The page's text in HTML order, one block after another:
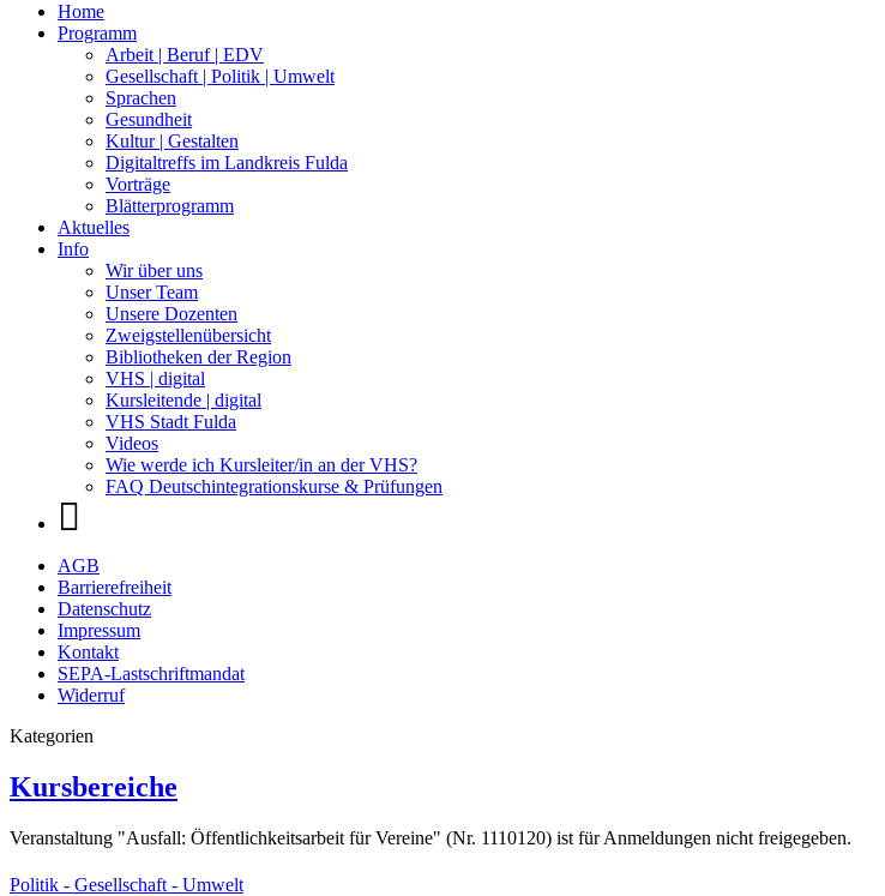
Home
Programm
Arbeit | Beruf | EDV
Gesellschaft | Politik | Umwelt
Sprachen
Gesundheit
Kultur | Gestalten
Digitaltreffs im Landkreis Fulda
Vorträge
Blätterprogramm
Aktuelles
Info
Wir über uns
Unser Team
Unsere Dozenten
Zweigstellenübersicht
Bibliotheken der Region
VHS | digital
Kursleitende | digital
VHS Stadt Fulda
Videos
Wie werde ich Kursleiter/in an der VHS?
FAQ Deutschintegrationskurse & Prüfungen
AGB
Barrierefreiheit
Datenschutz
Impressum
Kontakt
SEPA-Lastschriftmandat
Widerruf
Kategorien
Kursbereiche
Veranstaltung "Ausfall: Öffentlichkeitsarbeit für Vereine" (Nr. 1110120) ist für Anmeldungen nicht freigegeben.
Politik - Gesellschaft - Umwelt